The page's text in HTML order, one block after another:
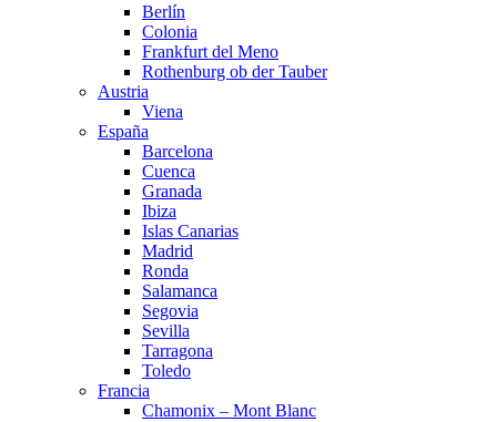
Berlín
Colonia
Frankfurt del Meno
Rothenburg ob der Tauber
Austria
Viena
España
Barcelona
Cuenca
Granada
Ibiza
Islas Canarias
Madrid
Ronda
Salamanca
Segovia
Sevilla
Tarragona
Toledo
Francia
Chamonix – Mont Blanc